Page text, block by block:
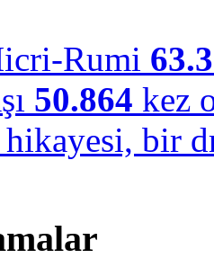
Rumi
50.864 kez
hikayesi, bir